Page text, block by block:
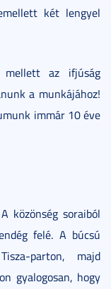
két lengyel
mellett az ifjúság
a munkájához!
immár 10 éve
közönség soraiból
felé. A búcsú
parton, majd
gyalogosan, hogy